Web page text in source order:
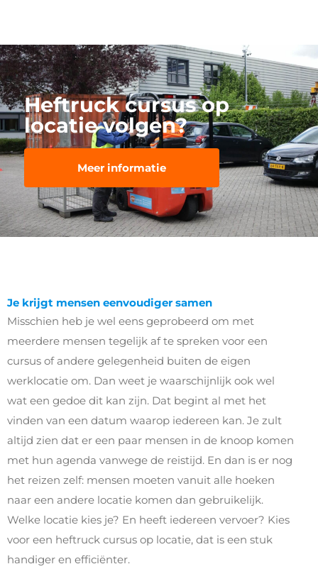
Heftruck cursus op
locatie volgen?
Meer informatie
Je krijgt mensen eenvoudiger samen
Misschien heb je wel eens geprobeerd om met
meerdere mensen tegelijk af te spreken voor een
cursus of andere gelegenheid buiten de eigen
werklocatie om. Dan weet je waarschijnlijk ook wel
wat een gedoe dit kan zijn. Dat begint al met het
vinden van een datum waarop iedereen kan. Je zult
altijd zien dat er een paar mensen in de knoop komen
met hun agenda vanwege de reistijd. En dan is er nog
het reizen zelf: mensen moeten vanuit alle hoeken
naar een andere locatie komen dan gebruikelijk.
Welke locatie kies je? En heeft iedereen vervoer? Kies
voor een heftruck cursus op locatie, dat is een stuk
handiger en efficiënter.